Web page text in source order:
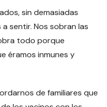
sin demasiadas
sentir. Nos sobran las
todo porque
éramos inmunes y
de familiares que